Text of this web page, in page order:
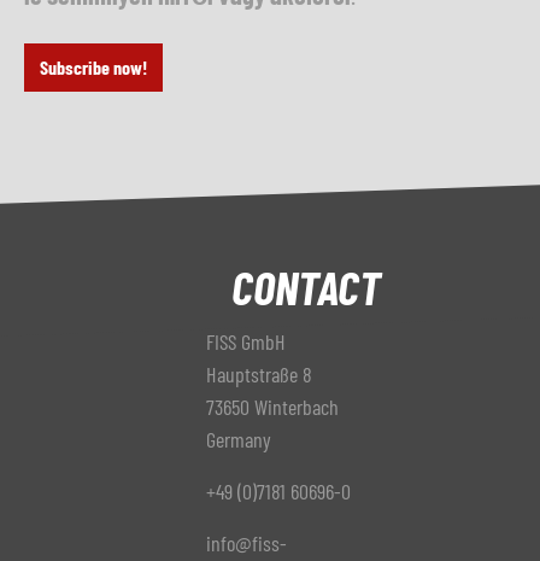
Subscribe now!
CONTACT
FISS GmbH
Hauptstraße 8
73650 Winterbach
Germany
+49 (0)7181 60696-0
info@fiss-